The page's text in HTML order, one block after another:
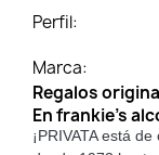
Perfil:
Marca:
Regalos
En frankie's
¡PRIVATA está